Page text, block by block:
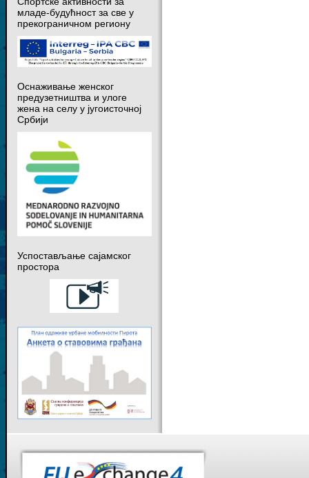
младе-будућност за све у
прекограничном региону
Оснаживање женског
предузетништва и улоге
жена на селу у југоисточној
Србији
Успостављање сајамског
простора